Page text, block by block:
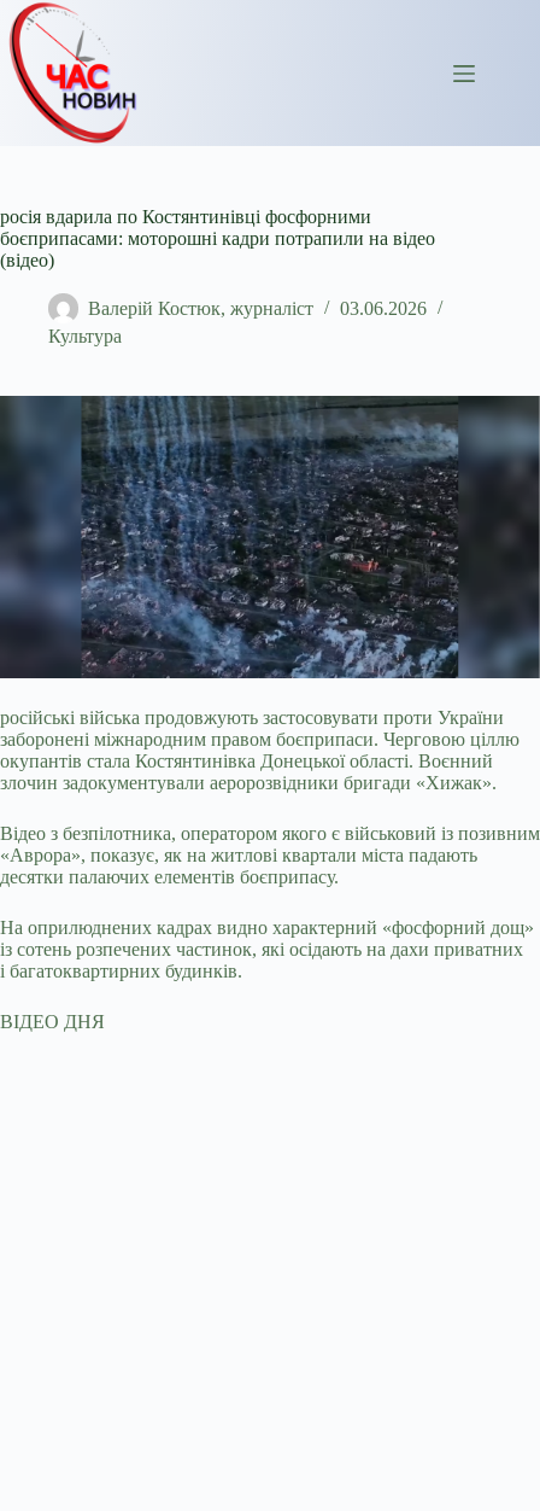
Перейти
до
вмісту
росія вдарила по Костянтинівці фосфорними
боєприпасами: моторошні кадри потрапили на відео
(відео)
Валерій Костюк, журналіст
03.06.2026
Культура
російські війська продовжують застосовувати проти України
заборонені міжнародним правом боєприпаси. Черговою ціллю
окупантів стала Костянтинівка Донецької області. Воєнний
злочин задокументували аеророзвідники бригади «Хижак».
Відео з безпілотника, оператором якого є військовий із позивним
«Аврора», показує, як на житлові квартали міста падають
десятки палаючих елементів боєприпасу.
На оприлюднених кадрах видно характерний «фосфорний дощ»
із сотень розпечених частинок, які осідають на дахи приватних
і багатоквартирних будинків.
ВІДЕО ДНЯ